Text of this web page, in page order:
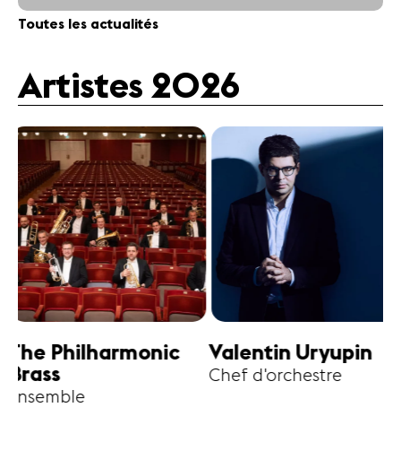
Toutes les actualités
Artistes 2026
Valentin Uryupin
Chef d'orchestre
Amihai
Alto